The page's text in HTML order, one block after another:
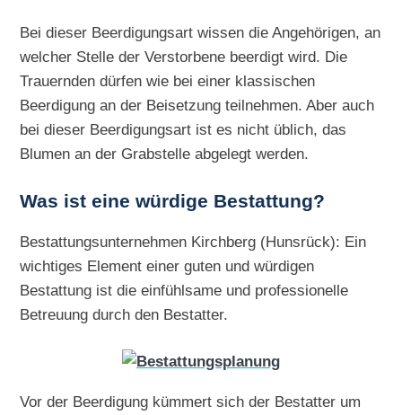
Bei dieser Beerdigungsart wissen die Angehörigen, an
welcher Stelle der Verstorbene beerdigt wird. Die
Trauernden dürfen wie bei einer klassischen
Beerdigung an der Beisetzung teilnehmen. Aber auch
bei dieser Beerdigungsart ist es nicht üblich, das
Blumen an der Grabstelle abgelegt werden.
Was ist eine würdige Bestattung?
Bestattungsunternehmen Kirchberg (Hunsrück): Ein
wichtiges Element einer guten und würdigen
Bestattung ist die einfühlsame und professionelle
Betreuung durch den Bestatter.
Vor der Beerdigung kümmert sich der Bestatter um